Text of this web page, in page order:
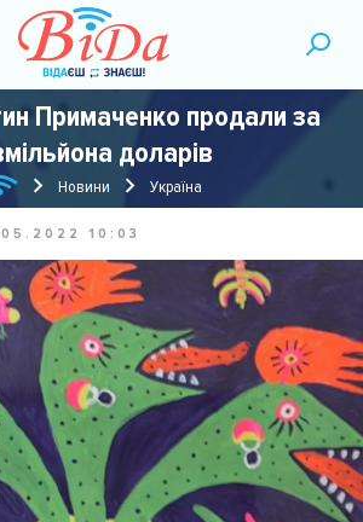
Примаченко продали за
доларів
Новини Україна
10:03